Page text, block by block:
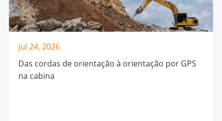
jul 24, 2026
Das cordas de orientação à orientação por GPS
na cabina